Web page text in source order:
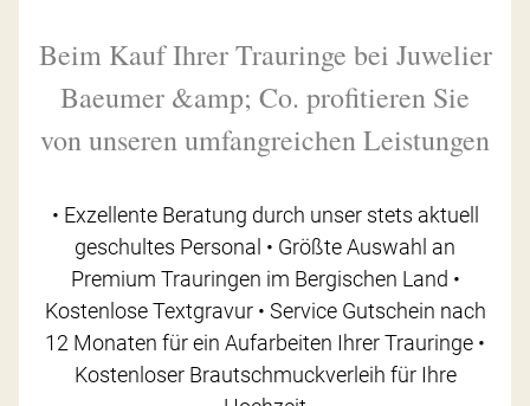
Beim Kauf Ihrer Trauringe bei Juwelier
Baeumer &amp; Co. profitieren Sie
von unseren umfangreichen Leistungen
• Exzellente Beratung durch unser stets aktuell
geschultes Personal • Größte Auswahl an
Premium Trauringen im Bergischen Land •
Kostenlose Textgravur • Service Gutschein nach
12 Monaten für ein Aufarbeiten Ihrer Trauringe •
Kostenloser Brautschmuckverleih für Ihre